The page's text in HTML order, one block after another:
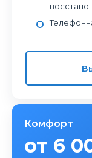
Комфорт
от 6